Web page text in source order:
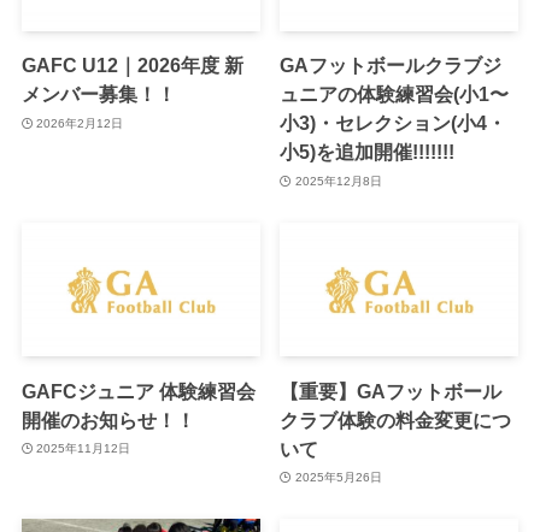
GAFC U12｜2026年度 新
メンバー募集！！
2026年2月12日
GAフットボールクラブジ
ュニアの体験練習会(小1〜
小3)・セレクション(小4・
小5)を追加開催!!!!!!!
2025年12月8日
GAFCジュニア 体験練習会
開催のお知らせ！！
2025年11月12日
【重要】GAフットボール
クラブ体験の料金変更につ
いて
2025年5月26日